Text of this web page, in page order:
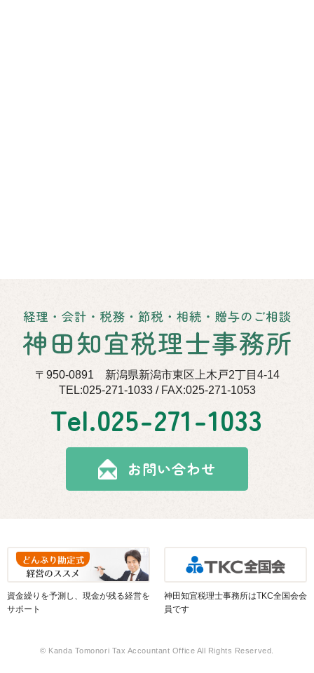
〒950-0891 新潟県新潟市東区上木戸2丁目4-14
TEL:025-271-1033 / FAX:025-271-1053
Tel.025-271-1033
お問い合わせ
資金繰りを予測し、現金が残る経営を
サポート
神田知宜税理士事務所はTKC全国会会
員です
© Kanda Tomonori Tax Accountant Office All Rights Reserved.